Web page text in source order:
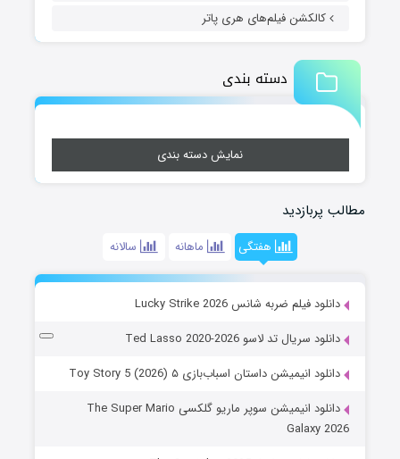
کالکشن فیلم‌های هری پاتر
دسته بندی
نمایش دسته بندی
مطالب پربازدید
هفتگی ماهانه سالانه
دانلود فیلم ضربه شانس Lucky Strike 2026
دانلود سریال تد لاسو Ted Lasso 2020-2026
دانلود انیمیشن داستان اسباب‌بازی ۵ Toy Story 5 (2026)
دانلود انیمیشن سوپر ماریو گلکسی The Super Mario
Galaxy 2026